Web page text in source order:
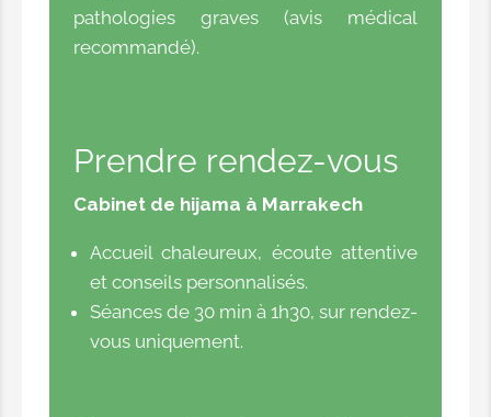
pathologies graves (avis médical
recommandé).
Prendre rendez-vous
Cabinet de hijama à Marrakech
Accueil chaleureux, écoute attentive
et conseils personnalisés.
Séances de 30 min à 1h30, sur rendez-
vous uniquement.